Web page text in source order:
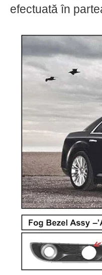
efectuată în